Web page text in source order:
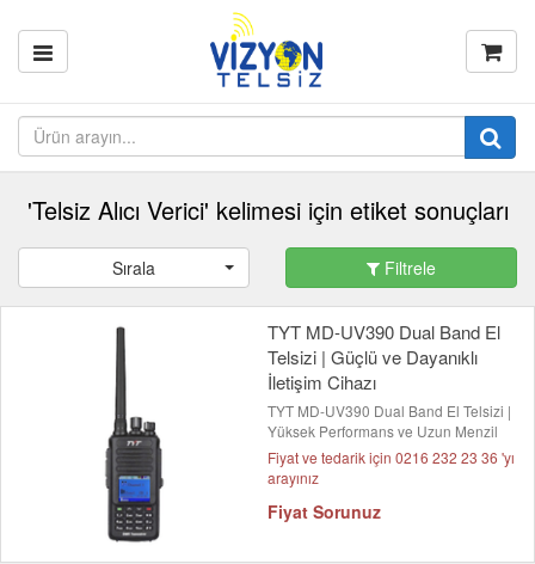
'Telsiz Alıcı Verici' kelimesi için etiket sonuçları
Sırala Filtrele
TYT MD-UV390 Dual Band El
Telsizi | Güçlü ve Dayanıklı
İletişim Cihazı
TYT MD-UV390 Dual Band El Telsizi |
Yüksek Performans ve Uzun Menzil
Fiyat ve tedarik için 0216 232 23 36 'yı
arayınız
Fiyat Sorunuz